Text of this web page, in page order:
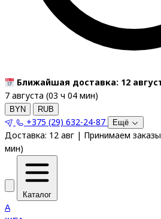
Ближайшая доставка: 12
7 августа (03 ч 04 мин)
BYN RUB
+375 (29) 632-24-87 Ещё
Доставка: 12 авг | Принимаем
мин)
Каталог
A